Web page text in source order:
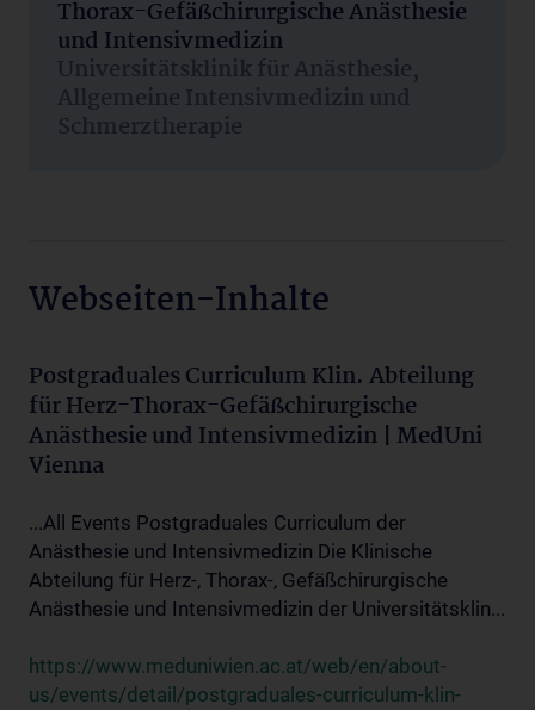
Thorax-Gefäßchirurgische Anästhesie
und Intensivmedizin
Universitätsklinik für Anästhesie,
Allgemeine Intensivmedizin und
Schmerztherapie
Webseiten-Inhalte
Postgraduales Curriculum Klin. Abteilung
für Herz-Thorax-Gefäßchirurgische
Anästhesie und Intensivmedizin | MedUni
Vienna
...All Events Postgraduales Curriculum der
Anästhesie und Intensivmedizin Die Klinische
Abteilung für Herz-, Thorax-, Gefäßchirurgische
Anästhesie und Intensivmedizin der Universitätsklin...
https://www.meduniwien.ac.at/web/en/about-
us/events/detail/postgraduales-curriculum-klin-